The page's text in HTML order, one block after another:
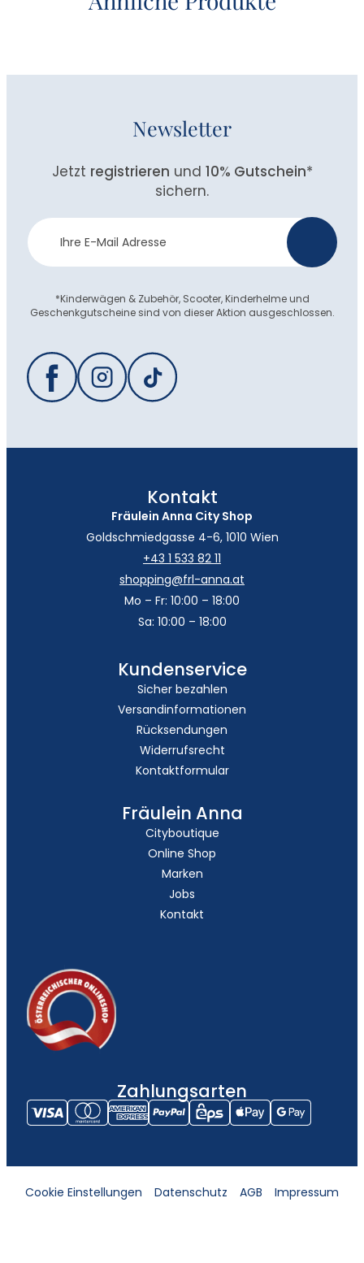
Newsletter
Jetzt registrieren und 10% Gutschein*
sichern.
Newsletter
Anmeldung
*Kinderwägen & Zubehör, Scooter, Kinderhelme und
Geschenkgutscheine sind von dieser Aktion ausgeschlossen.
Kontakt
Fräulein Anna City Shop
Goldschmiedgasse 4-6, 1010 Wien
+43 1 533 82 11
shopping@frl-anna.at
Mo – Fr: 10:00 – 18:00
Sa: 10:00 – 18:00
Kundenservice
Sicher bezahlen
Versandinformationen
Rücksendungen
Widerrufsrecht
Kontaktformular
Fräulein Anna
Cityboutique
Online Shop
Marken
Jobs
Kontakt
Zahlungsarten
Cookie Einstellungen Datenschutz AGB Impressum